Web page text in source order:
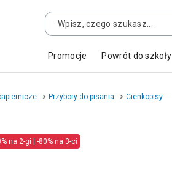
Promocje Powrót do szkoły
Przybory do pisania Cienkopisy
na 2-gi | -80% na 3-ci